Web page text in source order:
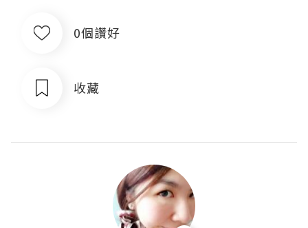
0個讚好
收藏